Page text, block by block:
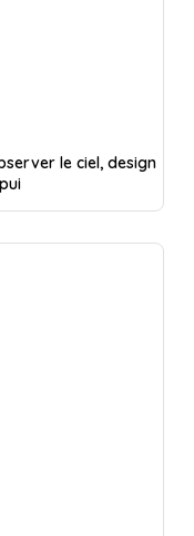
le ciel, design